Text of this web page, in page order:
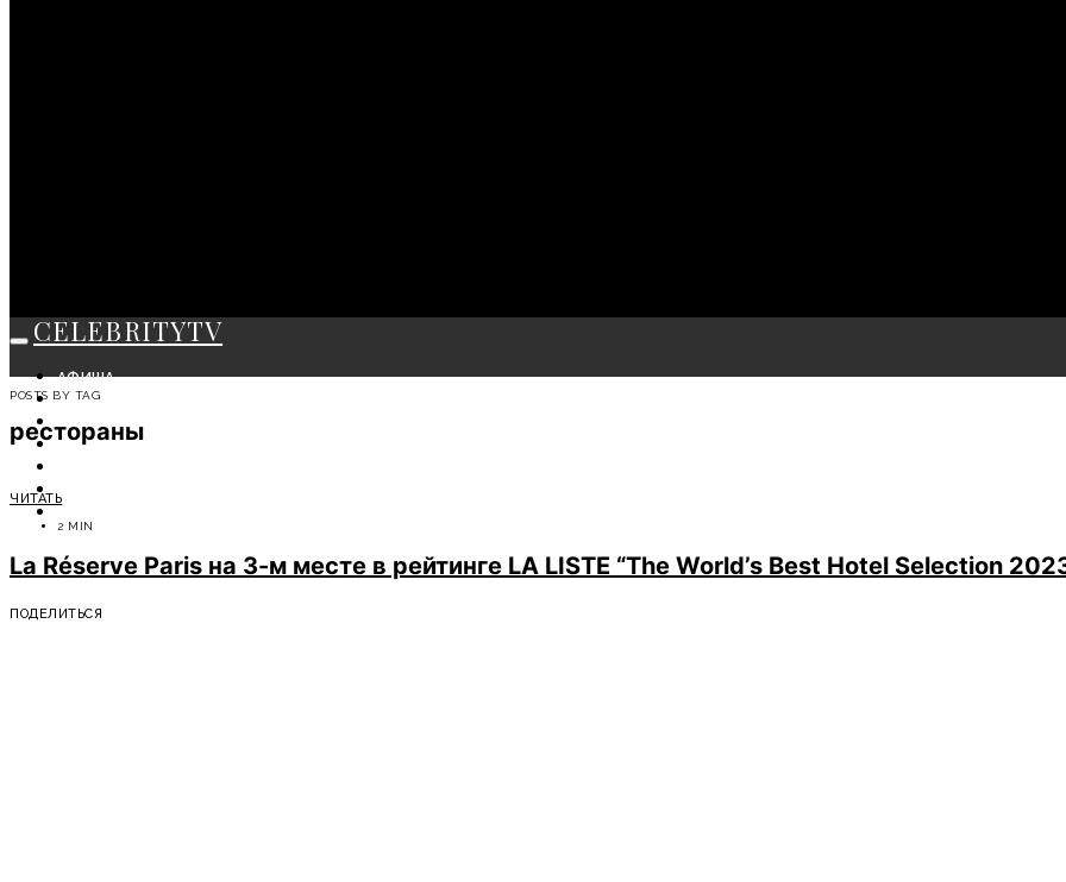
CELEBRITYTV
АФИША
СОБЫТИЯ
КРАСОТА
МОДА
POSTS BY TAG
рестораны
ЧИТАТЬ
2 MIN
La Réserve Paris на 3-м месте в рейтинге LA LISTE “The World’s Best Hotel Selection
ПОДЕЛИТЬСЯ